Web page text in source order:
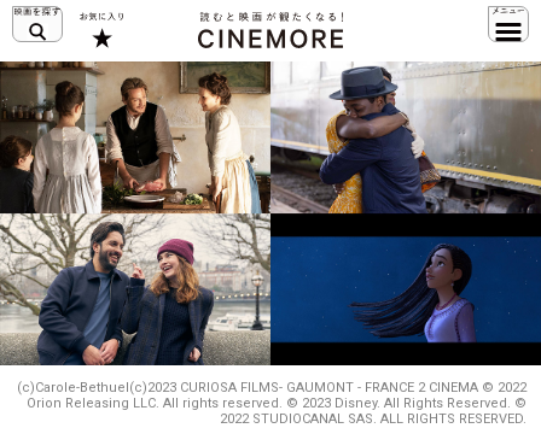
(c)Carole-Bethuel(c)2023 CURIOSA FILMS- GAUMONT - FRANCE 2 CINEMA © 2022
Orion Releasing LLC. All rights reserved. © 2023 Disney. All Rights Reserved. ©
2022 STUDIOCANAL SAS. ALL RIGHTS RESERVED.